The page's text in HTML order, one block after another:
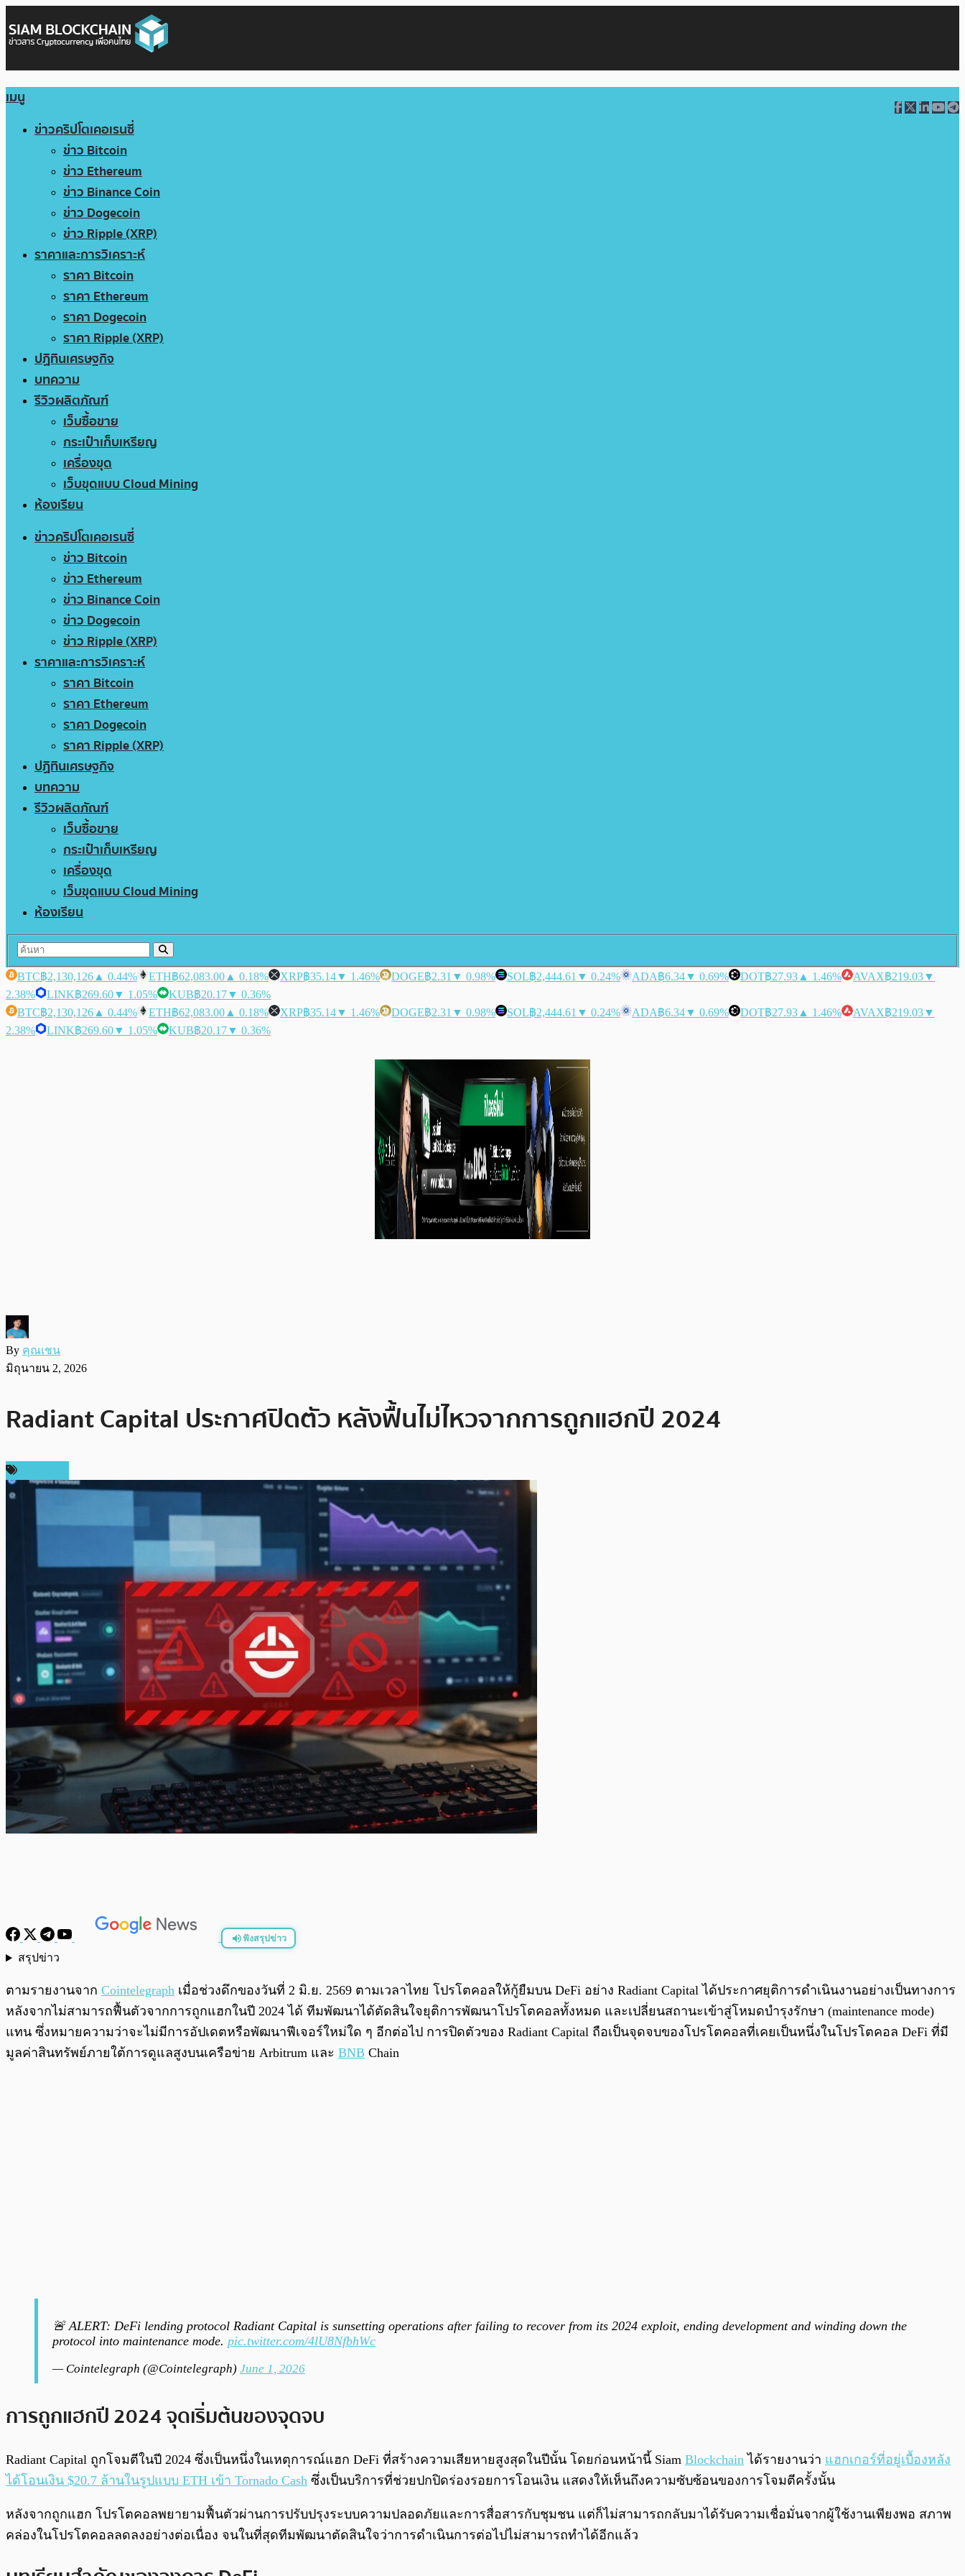
เมนู
ข่าวคริปโตเคอเรนซี่
ข่าว Bitcoin
ข่าว Ethereum
ข่าว Binance Coin
ข่าว Dogecoin
ข่าว Ripple (XRP)
ราคาและการวิเคราะห์
ราคา Bitcoin
ราคา Ethereum
ราคา Dogecoin
ราคา Ripple (XRP)
ปฏิทินเศรษฐกิจ
บทความ
รีวิวผลิตภัณฑ์
เว็บซื้อขาย
กระเป๋าเก็บเหรียญ
เครื่องขุด
เว็บขุดแบบ Cloud Mining
ห้องเรียน
ข่าวคริปโตเคอเรนซี่
ข่าว Bitcoin
ข่าว Ethereum
ข่าว Binance Coin
ข่าว Dogecoin
ข่าว Ripple (XRP)
ราคาและการวิเคราะห์
ราคา Bitcoin
ราคา Ethereum
ราคา Dogecoin
ราคา Ripple (XRP)
ปฏิทินเศรษฐกิจ
บทความ
รีวิวผลิตภัณฑ์
เว็บซื้อขาย
กระเป๋าเก็บเหรียญ
เครื่องขุด
เว็บขุดแบบ Cloud Mining
ห้องเรียน
BTC฿2,130,126 ▲ 0.44% ETH฿62,083.00 ▲ 0.18% XRP฿35.14▼ 1.46% DOGE฿2.31 ▼ 0.98% SOL฿2,444.61 ▼ 0.24% ADA฿6.34▼ 0.69% DOT฿27.93 ▲ 1.46% AVAX฿219.03▼
2.38%
LINK฿269.60▼ 1.05% KUB฿20.17▼ 0.36%
BTC฿2,130,126 ▲ 0.44% ETH฿62,083.00 ▲ 0.18% XRP฿35.14▼ 1.46% DOGE฿2.31 ▼ 0.98% SOL฿2,444.61 ▼ 0.24% ADA฿6.34▼ 0.69% DOT฿27.93 ▲ 1.46% AVAX฿219.03▼
2.38%
LINK฿269.60▼ 1.05% KUB฿20.17▼ 0.36%
By คุณเชน
มิถุนายน 2, 2026
Radiant Capital ประกาศปิดตัว หลังฟื้นไม่ไหวจากการถูกแฮกปี 2024
ฟังสรุปข่าว
สรุปข่าว
ตามรายงานจาก Cointelegraph เมื่อช่วงดึกของวันที่ 2 มิ.ย. 2569 ตามเวลาไทย โปรโตคอลให้กู้ยืมบน DeFi อย่าง Radiant Capital ได้ประกาศยุติการดำเนินงานอย่างเป็นทางการ
หลังจากไม่สามารถฟื้นตัวจากการถูกแฮกในปี 2024 ได้ ทีมพัฒนาได้ตัดสินใจยุติการพัฒนาโปรโตคอลทั้งหมด และเปลี่ยนสถานะเข้าสู่โหมดบำรุงรักษา (maintenance mode)
แทน ซึ่งหมายความว่าจะไม่มีการอัปเดตหรือพัฒนาฟีเจอร์ใหม่ใด ๆ อีกต่อไป การปิดตัวของ Radiant Capital ถือเป็นจุดจบของโปรโตคอลที่เคยเป็นหนึ่งในโปรโตคอล DeFi ที่มี
มูลค่าสินทรัพย์ภายใต้การดูแลสูงบนเครือข่าย Arbitrum และ BNB Chain
🚨 ALERT: DeFi lending protocol Radiant Capital is sunsetting operations after failing to recover from its 2024 exploit, ending development and winding down the
protocol into maintenance mode. pic.twitter.com/4lU8NfbhWc
— Cointelegraph (@Cointelegraph) June 1, 2026
การถูกแฮกปี 2024 จุดเริ่มต้นของจุดจบ
Radiant Capital ถูกโจมตีในปี 2024 ซึ่งเป็นหนึ่งในเหตุการณ์แฮก DeFi ที่สร้างความเสียหายสูงสุดในปีนั้น โดยก่อนหน้านี้ Siam Blockchain ได้รายงานว่า แฮกเกอร์ที่อยู่เบื้องหลัง
ได้โอนเงิน $20.7 ล้านในรูปแบบ ETH เข้า Tornado Cash ซึ่งเป็นบริการที่ช่วยปกปิดร่องรอยการโอนเงิน แสดงให้เห็นถึงความซับซ้อนของการโจมตีครั้งนั้น
หลังจากถูกแฮก โปรโตคอลพยายามฟื้นตัวผ่านการปรับปรุงระบบความปลอดภัยและการสื่อสารกับชุมชน แต่ก็ไม่สามารถกลับมาได้รับความเชื่อมั่นจากผู้ใช้งานเพียงพอ สภาพ
คล่องในโปรโตคอลลดลงอย่างต่อเนื่อง จนในที่สุดทีมพัฒนาตัดสินใจว่าการดำเนินการต่อไปไม่สามารถทำได้อีกแล้ว